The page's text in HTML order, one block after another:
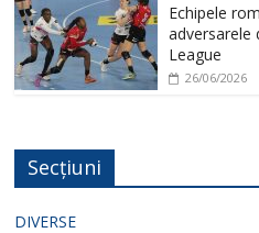
Echipele
adversarele
League
26/06/2026
Secțiuni
DIVERSE